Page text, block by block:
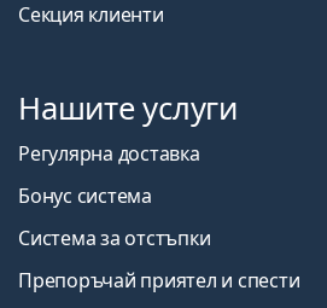
Секция клиенти
Нашите услуги
Регулярна доставка
Бонус система
Система за отстъпки
Препоръчай приятел и спести